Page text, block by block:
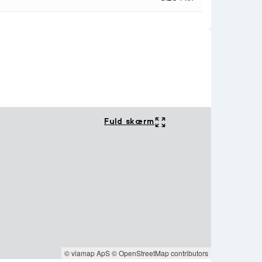
Fuld skærm
© viamap ApS© OpenStreetMap contributors